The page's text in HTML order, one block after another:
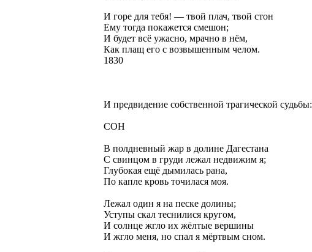
И горе для тебя! — твой плач, твой стон
Ему тогда покажется смешон;
И будет всё ужасно, мрачно в нём,
Как плащ его с возвышенным челом.
1830
И предвидение собственной трагической судьбы:
СОН
В полдневный жар в долине Дагестана
С свинцом в груди лежал недвижим я;
Глубокая ещё дымилась рана,
По капле кровь точилася моя.
Лежал один я на песке долины;
Уступы скал теснилися кругом,
И солнце жгло их жёлтые вершины
И жгло меня, но спал я мёртвым сном.